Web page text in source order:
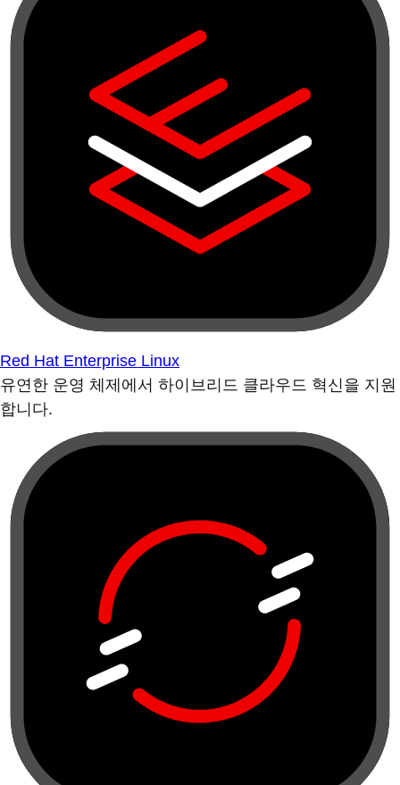
Red Hat Enterprise Linux
유연한 운영 체제에서 하이브리드 클라우드 혁신을 지원
합니다.